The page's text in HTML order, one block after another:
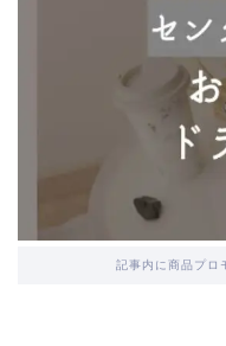
記事内に商品プロ